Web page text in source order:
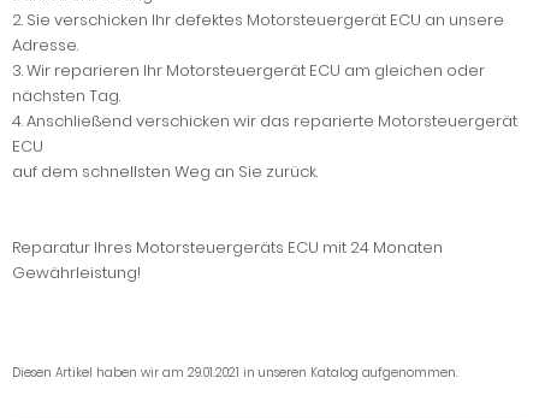
2. Sie verschicken Ihr defektes Motorsteuergerät ECU an unsere
Adresse.
3. Wir reparieren Ihr Motorsteuergerät ECU am gleichen oder
nächsten Tag.
4. Anschließend verschicken wir das reparierte Motorsteuergerät
ECU
auf dem schnellsten Weg an Sie zurück.
Reparatur Ihres Motorsteuergeräts ECU mit 24 Monaten
Gewährleistung!
Diesen Artikel haben wir am 29.01.2021 in unseren Katalog aufgenommen.